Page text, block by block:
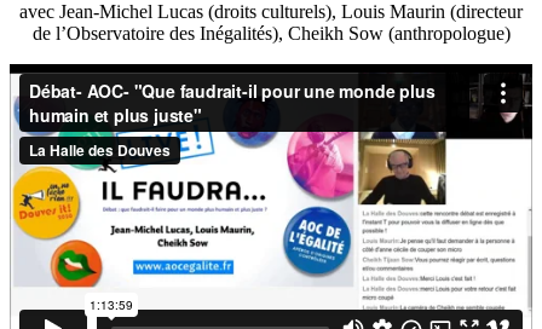
avec Jean-Michel Lucas (droits culturels), Louis Maurin (directeur
de l’Observatoire des Inégalités), Cheikh Sow (anthropologue)